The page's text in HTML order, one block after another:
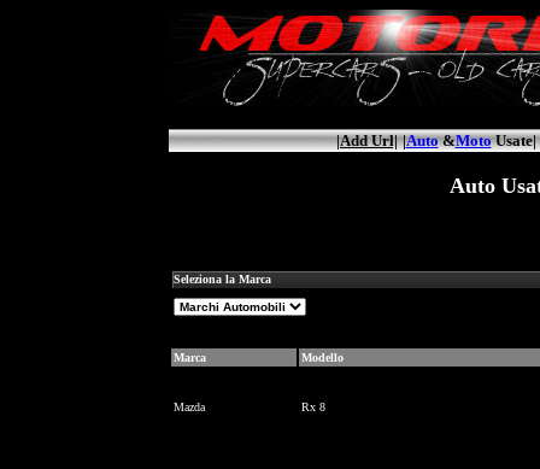
|Add Url| |Auto&MotoUsate|
Auto
Seleziona la Marca
Marca Modello
Mazda Rx 8